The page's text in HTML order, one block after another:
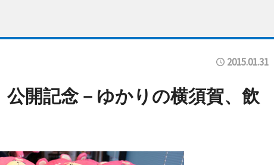
2015.01.31
開記念－ゆかりの横須賀、飲